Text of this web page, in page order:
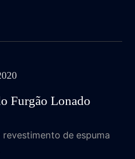
Furgão Lonado
de espuma